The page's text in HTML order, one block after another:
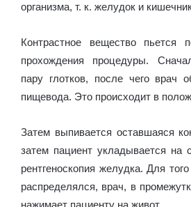
организма, т. к. желудок и
Контрастное вещество пьется
прохождения процедуры.
пару глотков, после чего врач
пищевода. Это происходит в
Затем выпивается оставшаяся
затем пациент укладывается на
рентгеноскопия желудка. Для
распределялся, врач, в